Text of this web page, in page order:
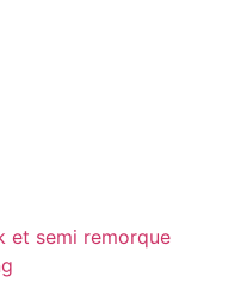
et semi remorque